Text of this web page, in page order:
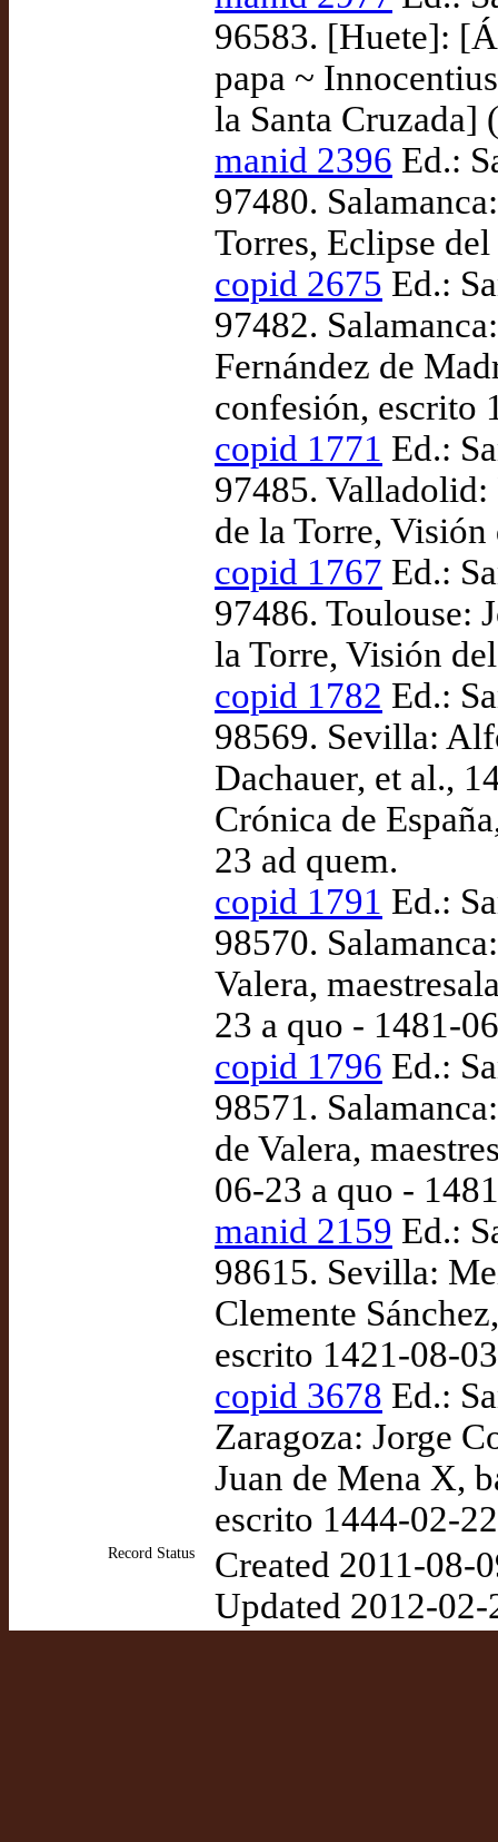
96583. [Huete]:
papa ~
la Santa Cruzada]
manid 2396 Ed.:
97480.
Torres, Eclipse
copid 2675 Ed.:
97482.
Fernández de
confesión, escrito
copid 1771 Ed.:
97485.
de la Torre,
copid 1767 Ed.:
97486. Toulouse:
la Torre, Visión
copid 1782 Ed.:
98569. Sevilla:
Dachauer, et al.,
Crónica de
23 ad quem.
copid 1791 Ed.:
98570.
Valera,
23 a quo - 1481-
copid 1796 Ed.:
98571.
de Valera,
06-23 a quo -
manid 2159 Ed.:
98615. Sevilla:
Clemente
escrito 1421-08-
copid 3678 Ed.:
Zaragoza: Jorge
Juan de Mena X,
escrito 1444-02-
Record Status
Created 2011-08-
Updated 2012-02-